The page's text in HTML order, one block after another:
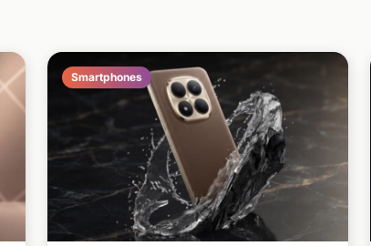
Smartphones